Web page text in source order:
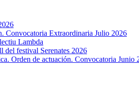
Convocatoria Extraordinaria Julio 2026
Lambda
del festival Serenates 2026
Orden de actuación. Convocatoria Junio